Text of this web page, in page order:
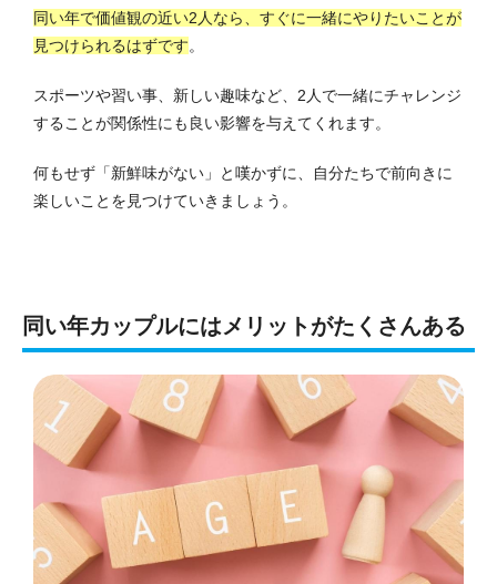
同い年で価値観の近い2人なら、すぐに一緒にやりたいことが
見つけられるはずです。
スポーツや習い事、新しい趣味など、2人で一緒にチャレンジ
することが関係性にも良い影響を与えてくれます。
何もせず「新鮮味がない」と嘆かずに、自分たちで前向きに
楽しいことを見つけていきましょう。
同い年カップルにはメリットがたくさんある